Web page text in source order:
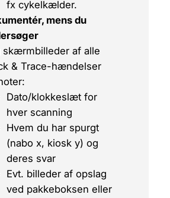
fx cykelkælder.
mens du
skærmbilleder af alle
& Trace-hændelser
Dato/klokkeslæt for
hver scanning
Hvem du har spurgt
(nabo x, kiosk y) og
deres svar
Evt. billeder af opslag
ved pakkeboksen eller